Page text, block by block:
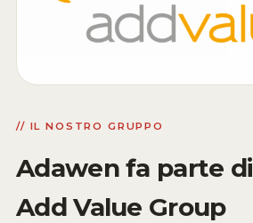
// IL NOSTRO GRUPPO
Adawen fa parte di
Add Value Group